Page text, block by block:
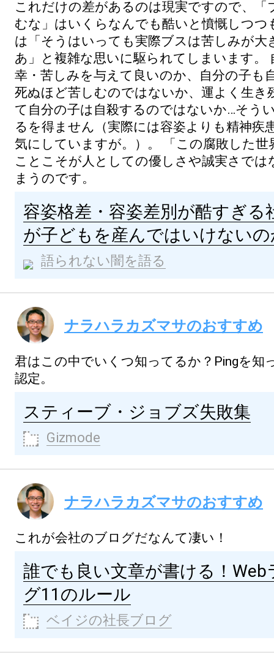
これだけの差があるのは現実ですので、「
むな」はいくらなんでも酷いと憤慨しつつ
は「そうはいっても実際ブスは苦しみが大
あ」と複雑な思いに駆られてしまいます。
幸・苦しみを与えて良いのか、自分の子も
死ぬほど苦しむのではないか、運よく生き
て自分の子は自殺するのではないか…そう
るを得ません（実際には容姿よりも精神疾
気にしていますが。）。
「この腐敗した
ことこそが人としての優しさや誠実さでは
まうのです。
容姿格差・容姿差別が酷すぎ
が子どもを産んではいけない
語られない闇を語る
ナラハラカズマサのおすすめ
君はこの中でいくつ知ってるか？Pingを知
認定。
スティーブ・ジョブズ失敗集
Gizmode
ナラハラカズマサのおすすめ
これが会社のブログだなんて凄い！
誰でも良い文章が書ける！Web
グ11のルール
ベイジの社長ブログ